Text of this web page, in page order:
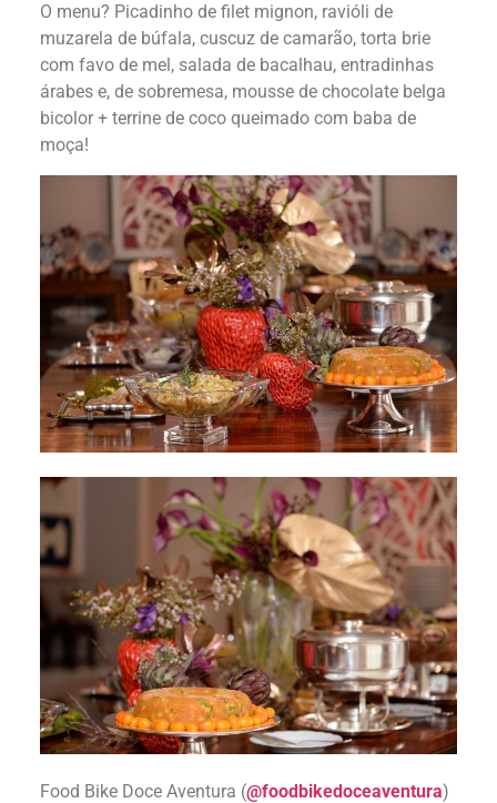
O menu? Picadinho de filet mignon, ravióli de
muzarela de búfala, cuscuz de camarão, torta brie
com favo de mel, salada de bacalhau, entradinhas
árabes e, de sobremesa, mousse de chocolate belga
bicolor + terrine de coco queimado com baba de
moça!
Food Bike Doce Aventura (@foodbikedoceaventura)